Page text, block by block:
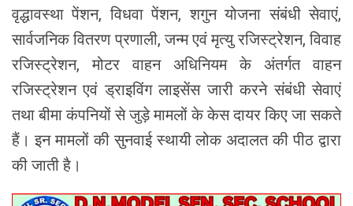
वृद्धावस्था पेंशन, विधवा पेंशन, शगुन योजना संबंधी सेवाएं,
सार्वजनिक वितरण प्रणाली, जन्म एवं मृत्यु रजिस्ट्रेशन, विवाह
रजिस्ट्रेशन, मोटर वाहन अधिनियम के अंतर्गत वाहन
रजिस्ट्रेशन एवं ड्राइविंग लाइसेंस जारी करने संबंधी सेवाएं
तथा बीमा कंपनियों से जुड़े मामलों के केस दायर किए जा सकते
हैं। इन मामलों की सुनवाई स्थायी लोक अदालत की पीठ द्वारा
की जाती है।